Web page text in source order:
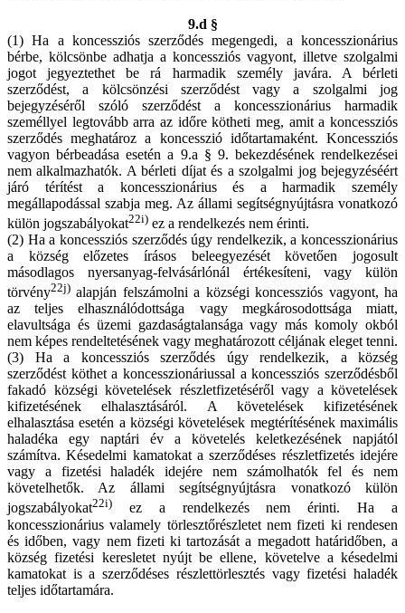
9.d §
(1) Ha a koncessziós szerződés megengedi, a koncesszionárius
bérbe, kölcsönbe adhatja a koncessziós vagyont, illetve szolgalmi
jogot jegyeztethet be rá harmadik személy javára. A bérleti
szerződést, a kölcsönzési szerződést vagy a szolgalmi jog
bejegyzéséről szóló szerződést a koncesszionárius harmadik
személlyel legtovább arra az időre kötheti meg, amit a koncessziós
szerződés meghatároz a koncesszió időtartamaként. Koncessziós
vagyon bérbeadása esetén a 9.a § 9. bekezdésének rendelkezései
nem alkalmazhatók. A bérleti díjat és a szolgalmi jog bejegyzéséért
járó térítést a koncesszionárius és a harmadik személy
megállapodással szabja meg. Az állami segítségnyújtásra vonatkozó
külön jogszabályokat22i) ez a rendelkezés nem érinti.
(2) Ha a koncessziós szerződés úgy rendelkezik, a koncesszionárius
a község előzetes írásos beleegyezését követően jogosult
másodlagos nyersanyag-felvásárlónál értékesíteni, vagy külön
törvény22j) alapján felszámolni a községi koncessziós vagyont, ha
az teljes elhasználódottsága vagy megkárosodottsága miatt,
elavultsága és üzemi gazdaságtalansága vagy más komoly okból
nem képes rendeltetésének vagy meghatározott céljának eleget tenni.
(3) Ha a koncessziós szerződés úgy rendelkezik, a község
szerződést köthet a koncesszionáriussal a koncessziós szerződésből
fakadó községi követelések részletfizetéséről vagy a követelések
kifizetésének elhalasztásáról. A követelések kifizetésének
elhalasztása esetén a községi követelések megtérítésének maximális
haladéka egy naptári év a követelés keletkezésének napjától
számítva. Késedelmi kamatokat a szerződéses részletfizetés idejére
vagy a fizetési haladék idejére nem számolhatók fel és nem
követelhetők. Az állami segítségnyújtásra vonatkozó külön
jogszabályokat22i) ez a rendelkezés nem érinti. Ha a
koncesszionárius valamely törlesztőrészletet nem fizeti ki rendesen
és időben, vagy nem fizeti ki tartozását a megadott határidőben, a
község fizetési keresletet nyújt be ellene, követelve a késedelmi
kamatokat is a szerződéses részlettörlesztés vagy fizetési haladék
teljes időtartamára.